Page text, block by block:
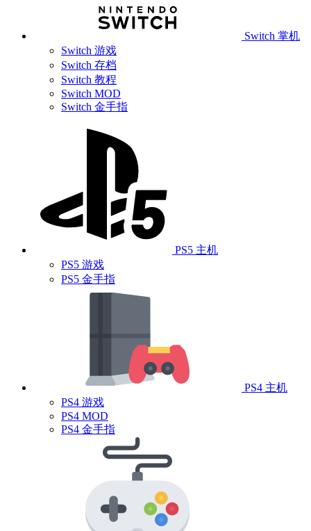
Switch 掌机
Switch 游戏
Switch 存档
Switch 教程
Switch MOD
Switch 金手指
PS5 主机
PS5 游戏
PS5 金手指
PS4 主机
PS4 游戏
PS4 MOD
PS4 金手指